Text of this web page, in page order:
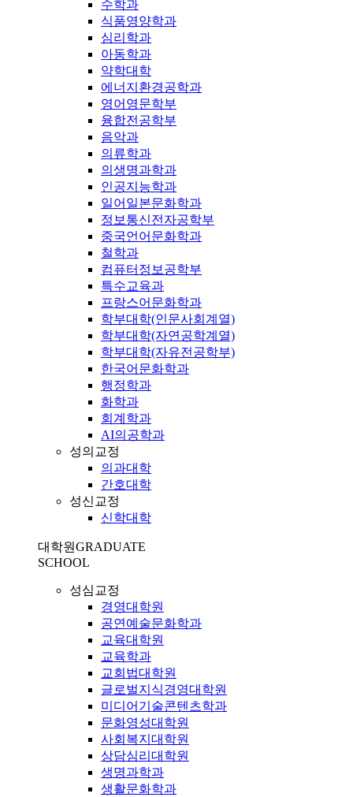
수학과
식품영양학과
심리학과
아동학과
약학대학
에너지환경공학과
영어영문학부
융합전공학부
음악과
의류학과
의생명과학과
인공지능학과
일어일본문화학과
정보통신전자공학부
중국언어문화학과
철학과
컴퓨터정보공학부
특수교육과
프랑스어문화학과
학부대학(인문사회계열)
학부대학(자연공학계열)
학부대학(자유전공학부)
한국어문화학과
행정학과
화학과
회계학과
AI의공학과
성의교정
의과대학
간호대학
성신교정
신학대학
대학원GRADUATE
SCHOOL
성심교정
경영대학원
공연예술문화학과
교육대학원
교육학과
교회법대학원
글로벌지식경영대학원
미디어기술콘텐츠학과
문화영성대학원
사회복지대학원
상담심리대학원
생명과학과
생활문화학과